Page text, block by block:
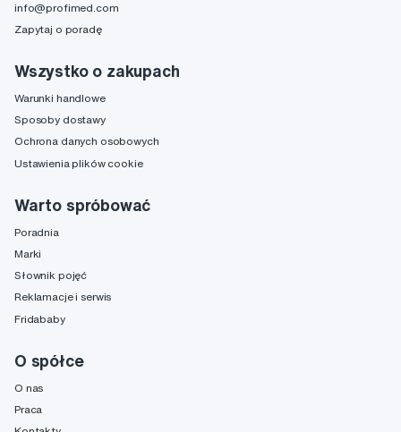
info@profimed.com
Zapytaj o poradę
Wszystko o zakupach
Warunki handlowe
Sposoby dostawy
Ochrona danych osobowych
Ustawienia plików cookie
Warto spróbować
Poradnia
Marki
Słownik pojęć
Reklamacje i serwis
Fridababy
O spółce
O nas
Praca